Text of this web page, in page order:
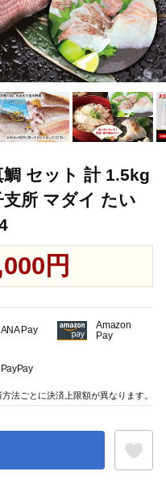
鯛 セット 計 1.5kg
所 マダイ たい
円
ANA Pay
Amazon
Pay
PayPay
方法ごとに決済上限額が異なります。